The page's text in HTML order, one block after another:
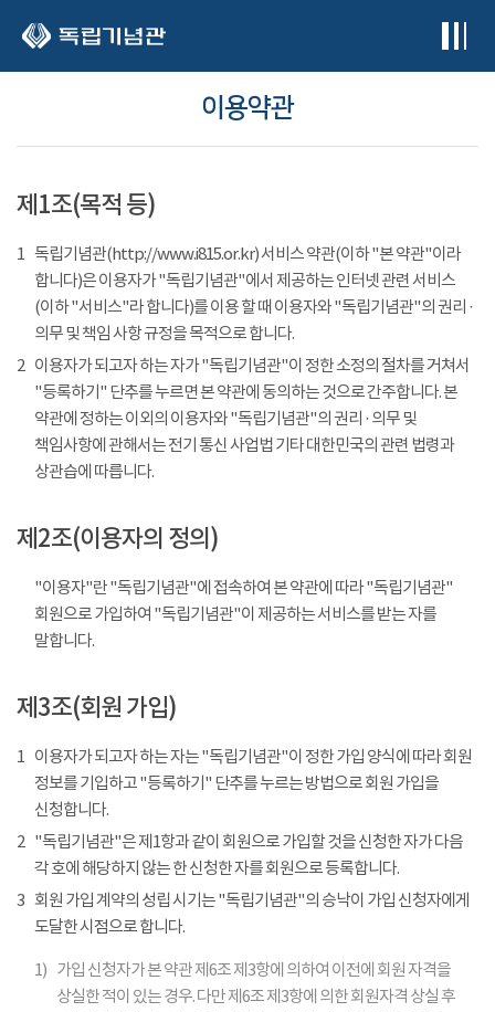
이용약관
제1조(목적 등)
1 독립기념관(http://www.i815.or.kr) 서비스 약관(이하 "본 약관"이라
합니다)은 이용자가 "독립기념관"에서 제공하는 인터넷 관련 서비스
(이하 "서비스"라 합니다)를 이용 할 때 이용자와 "독립기념관"의 권리 ·
의무 및 책임 사항 규정을 목적으로 합니다.
2 이용자가 되고자 하는 자가 "독립기념관"이 정한 소정의 절차를 거쳐서
"등록하기" 단추를 누르면 본 약관에 동의하는 것으로 간주합니다. 본
약관에 정하는 이외의 이용자와 "독립기념관"의 권리 · 의무 및
책임사항에 관해서는 전기 통신 사업법 기타 대한민국의 관련 법령과
상관습에 따릅니다.
제2조(이용자의 정의)
"이용자"란 "독립기념관"에 접속하여 본 약관에 따라 "독립기념관"
회원으로 가입하여 "독립기념관"이 제공하는 서비스를 받는 자를
말합니다.
제3조(회원 가입)
1 이용자가 되고자 하는 자는 "독립기념관"이 정한 가입 양식에 따라 회원
정보를 기입하고 "등록하기" 단추를 누르는 방법으로 회원 가입을
신청합니다.
2 "독립기념관"은 제1항과 같이 회원으로 가입할 것을 신청한 자가 다음
각 호에 해당하지 않는 한 신청한 자를 회원으로 등록합니다.
3 회원 가입 계약의 성립 시기는 "독립기념관"의 승낙이 가입 신청자에게
도달한 시점으로 합니다.
1) 가입 신청자가 본 약관 제6조 제3항에 의하여 이전에 회원 자격을
상실한 적이 있는 경우. 다만 제6조 제3항에 의한 회원자격 상실 후